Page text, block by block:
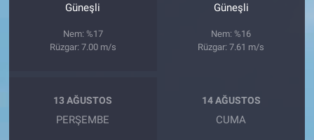
Güneşli
Nem: %17
Rüzgar: 7.00 m/s
Güneşli
Nem: %16
Rüzgar: 7.61 m/s
13 AĞUSTOS
PERŞEMBE
14 AĞUSTOS
CUMA